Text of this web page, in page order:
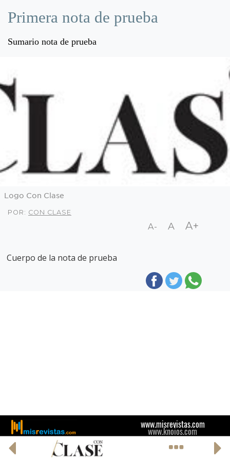
Primera nota de prueba
Sumario nota de prueba
Logo Con Clase
POR: CON CLASE
A- A A+
Cuerpo de la nota de prueba
www.misrevistas.com
www.knoios.com